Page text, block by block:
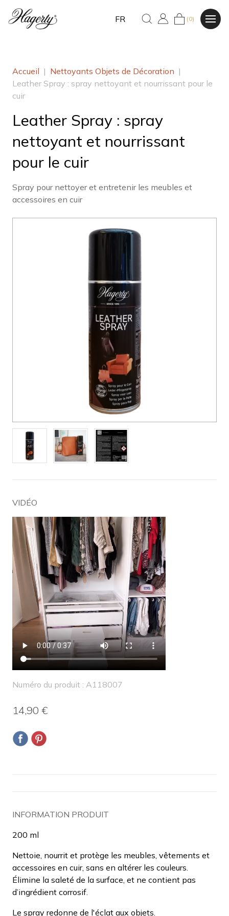
FR (0)
Accueil | Nettoyants Objets de Décoration |
Leather Spray : spray nettoyant et nourrissant pour le
cuir
Leather Spray : spray
nettoyant et nourrissant
pour le cuir
Spray pour nettoyer et entretenir les meubles et
accessoires en cuir
VIDÉO
Numéro du produit : A118007
14,90 €
INFORMATION PRODUIT
200 ml
Nettoie, nourrit et protège les meubles, vêtements et
accessoires en cuir, sans en altérer les couleurs.
Élimine la saleté de la surface, et ne contient pas
d’ingrédient corrosif.
Le spray redonne de l'éclat aux objets.